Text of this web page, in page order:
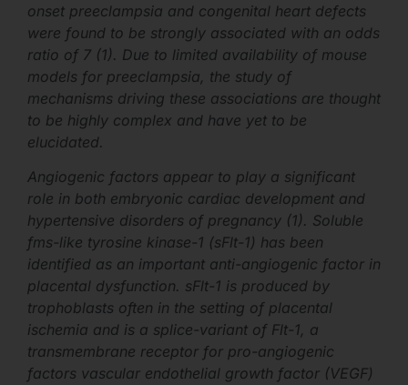
onset preeclampsia and congenital heart defects
were found to be strongly associated with an odds
ratio of 7 (1). Due to limited availability of mouse
models for preeclampsia, the study of
mechanisms driving these associations are thought
to be highly complex and have yet to be
elucidated.
Angiogenic factors appear to play a significant
role in both embryonic cardiac development and
hypertensive disorders of pregnancy (1). Soluble
fms-like tyrosine kinase-1 (sFlt-1) has been
identified as an important anti-angiogenic factor in
placental dysfunction. sFlt-1 is produced by
trophoblasts often in the setting of placental
ischemia and is a splice-variant of Flt-1, a
transmembrane receptor for pro-angiogenic
factors vascular endothelial growth factor (VEGF)